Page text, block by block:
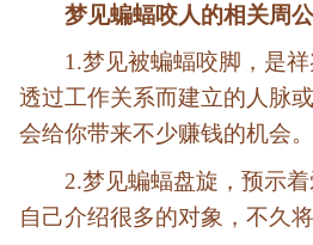
梦见蝙蝠咬人的相关周
1.梦见被蝙蝠咬脚，是
透过工作关系而建立的人脉
会给你带来不少赚钱的机会。
2.梦见蝙蝠盘旋，预示
自己介绍很多的对象，不久将